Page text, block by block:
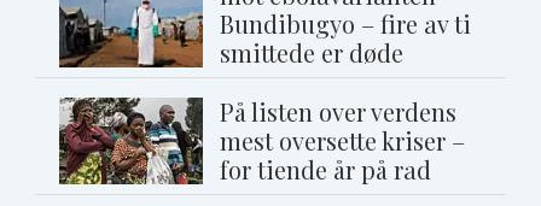
Bundibugyo – fire av ti
smittede er døde
På listen over verdens
mest oversette kriser –
for tiende år på rad